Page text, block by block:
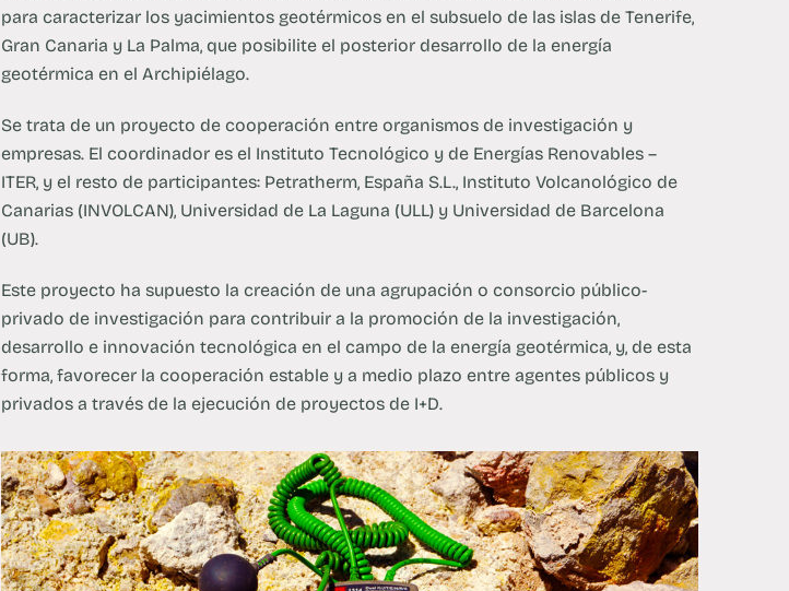
para caracterizar los yacimientos geotérmicos en el subsuelo de las islas de Tenerife,
Gran Canaria y La Palma, que posibilite el posterior desarrollo de la energía
geotérmica en el Archipiélago.
Se trata de un proyecto de cooperación entre organismos de investigación y
empresas. El coordinador es el Instituto Tecnológico y de Energías Renovables –
ITER, y el resto de participantes: Petratherm, España S.L., Instituto Volcanológico de
Canarias (INVOLCAN), Universidad de La Laguna (ULL) y Universidad de Barcelona
(UB).
Este proyecto ha supuesto la creación de una agrupación o consorcio público-
privado de investigación para contribuir a la promoción de la investigación,
desarrollo e innovación tecnológica en el campo de la energía geotérmica, y, de esta
forma, favorecer la cooperación estable y a medio plazo entre agentes públicos y
privados a través de la ejecución de proyectos de I+D.